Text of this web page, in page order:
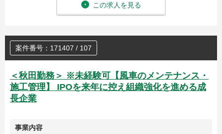
この求人を見る
案件番号：171407 / 107
＜秋田勤務＞ ※未経験可【風車のメンテナンス・
施工管理】 IPOを来年に控え組織強化を進める成
長企業
事業内容